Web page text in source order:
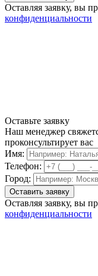
Оставляя заявку, вы
конфиденциальности
Оставьте заявку
Наш менеджер
проконсультирует вас
Имя:
Телефон:
Город:
Оставляя заявку, вы
конфиденциальности